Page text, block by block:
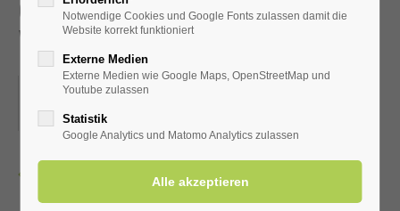
den LTV aktiv Bad
Westernkotten
21.06.2026, 18:15
ORT: AUF DEM SPORTPLATZ
Notwendige Cookies und Google Fonts zulassen damit die
Website korrekt funktioniert
Externe Medien
Externe Medien wie Google Maps, OpenStreetMap und
Youtube zulassen
Statistik
Google Analytics und Matomo Analytics zulassen